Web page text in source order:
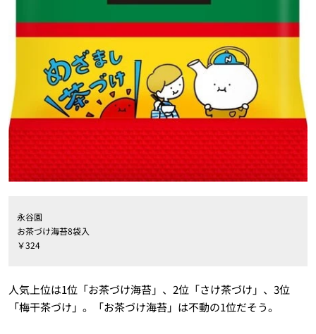
永谷園
お茶づけ海苔8袋入
￥324
人気上位は1位「お茶づけ海苔」、2位「さけ茶づけ」、3位
「梅干茶づけ」。「お茶づけ海苔」は不動の1位だそう。